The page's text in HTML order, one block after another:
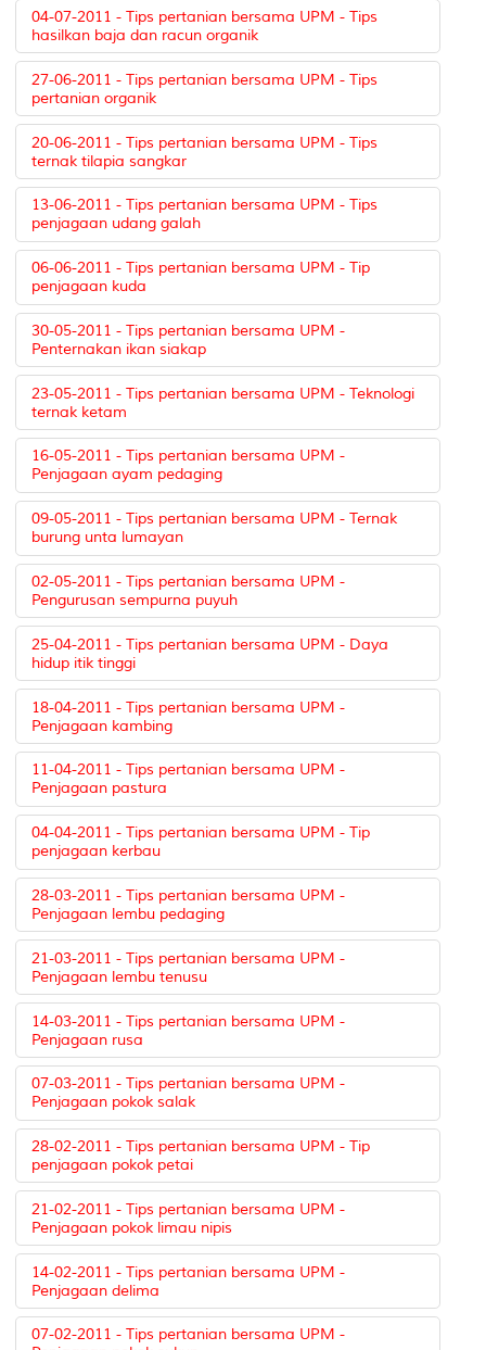
04-07-2011 - Tips pertanian bersama UPM - Tips
hasilkan baja dan racun organik
27-06-2011 - Tips pertanian bersama UPM - Tips
pertanian organik
20-06-2011 - Tips pertanian bersama UPM - Tips
ternak tilapia sangkar
13-06-2011 - Tips pertanian bersama UPM - Tips
penjagaan udang galah
06-06-2011 - Tips pertanian bersama UPM - Tip
penjagaan kuda
30-05-2011 - Tips pertanian bersama UPM -
Penternakan ikan siakap
23-05-2011 - Tips pertanian bersama UPM - Teknologi
ternak ketam
16-05-2011 - Tips pertanian bersama UPM -
Penjagaan ayam pedaging
09-05-2011 - Tips pertanian bersama UPM - Ternak
burung unta lumayan
02-05-2011 - Tips pertanian bersama UPM -
Pengurusan sempurna puyuh
25-04-2011 - Tips pertanian bersama UPM - Daya
hidup itik tinggi
18-04-2011 - Tips pertanian bersama UPM -
Penjagaan kambing
11-04-2011 - Tips pertanian bersama UPM -
Penjagaan pastura
04-04-2011 - Tips pertanian bersama UPM - Tip
penjagaan kerbau
28-03-2011 - Tips pertanian bersama UPM -
Penjagaan lembu pedaging
21-03-2011 - Tips pertanian bersama UPM -
Penjagaan lembu tenusu
14-03-2011 - Tips pertanian bersama UPM -
Penjagaan rusa
07-03-2011 - Tips pertanian bersama UPM -
Penjagaan pokok salak
28-02-2011 - Tips pertanian bersama UPM - Tip
penjagaan pokok petai
21-02-2011 - Tips pertanian bersama UPM -
Penjagaan pokok limau nipis
14-02-2011 - Tips pertanian bersama UPM -
Penjagaan delima
07-02-2011 - Tips pertanian bersama UPM -